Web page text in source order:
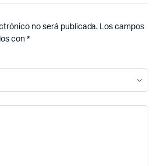
no será publicada. Los campos
con*